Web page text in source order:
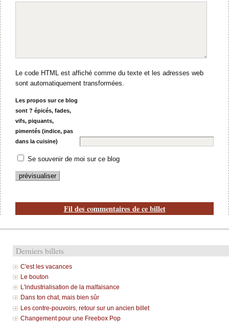
Le code HTML est affiché comme du texte et les adresses web
sont automatiquement transformées.
Les propos sur ce blog
sont ? épicés, fades,
vifs, piquants,
pimentés (indice, pas
dans la cuisine)
Se souvenir de moi sur ce blog
Fil des commentaires de ce billet
Derniers billets
C'est les vacances
Le bouton
L'industrialisation de la malfaisance
Dans ton chat, mais bien sûr
Les contre-pouvoirs, retour sur un ancien billet
Changement pour une Freebox Pop